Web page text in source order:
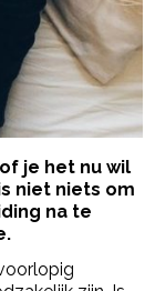
je het nu wil
niet niets om
na te